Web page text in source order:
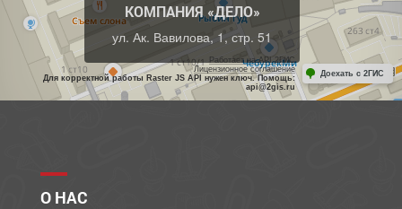
КОМПАНИЯ «ДЕЛО»
ул. Ак. Вавилова, 1, стр. 51
Работает на API 2ГИС
Лицензионное соглашение
Для корректной работы Raster JS API нужен ключ. Помощь:
api@2gis.ru
Доехать с 2ГИС
О НАС